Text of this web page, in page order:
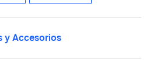
y Accesorios